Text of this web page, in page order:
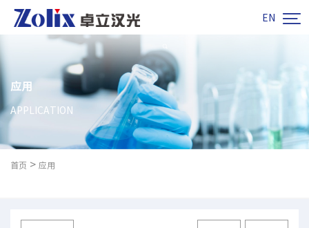
EN 
应用
APPLICATION
首页 > 应用